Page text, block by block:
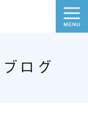
ログ